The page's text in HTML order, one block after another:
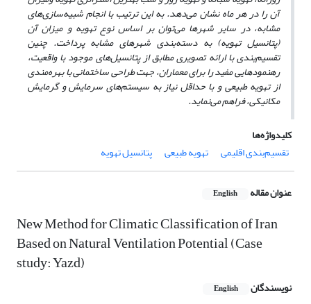
آن را در هر ماه نشان می‌دهد. به این ترتیب با انجام شبیه‌سازی‌های
مشابه، در سایر شهرها می‌توان بر اساس نوع تهویه و میزان آن
(پتانسیل تهویه) به دسته‌بندی شهرهای مشابه پرداخت. چنین
تقسیم‌بندی با ارائه تصویری مطابق از پتانسیل‌های موجود با واقعیت،
رهنمودهایی مفید را برای معماران، جهت طراحی ساختمانی با بهره‌مندی
از تهویه طبیعی و با حداقل نیاز به سیستم‌های سرمایش و گرمایش
مکانیکی، فراهم می‌نماید.
کلیدواژه‌ها
تقسیم‌بندی اقلیمی
تهویه طبیعی پتانسیل تهویه
عنوان مقاله English
New Method for Climatic Classification of Iran
Based on Natural Ventilation Potential (Case
study: Yazd)
نویسندگان English